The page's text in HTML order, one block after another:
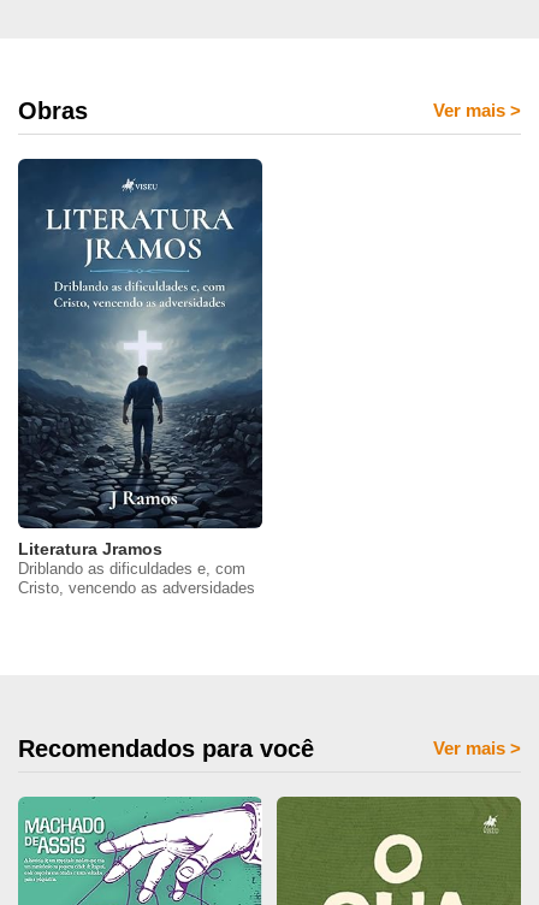
Obras Ver mais >
Literatura Jramos
Driblando as dificuldades e, com
Cristo, vencendo as adversidades
Recomendados para você Ver mais >